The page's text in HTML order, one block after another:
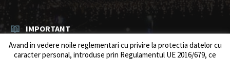
IMPORTANT
Rezultat concurs expert – proba scrisa
Avand in vedere noile reglementari cu privire la protectia datelor cu
caracter personal, introduse prin Regulamentul UE 2016/679, ce